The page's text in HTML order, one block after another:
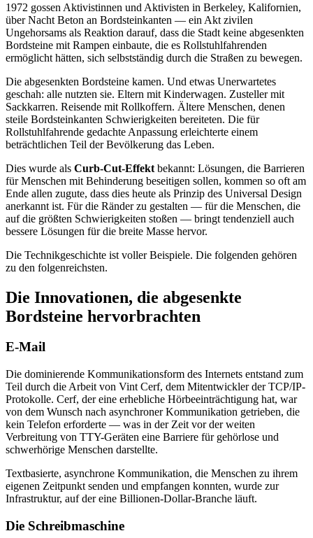
1972 gossen Aktivistinnen und Aktivisten in Berkeley, Kalifornien,
über Nacht Beton an Bordsteinkanten — ein Akt zivilen
Ungehorsams als Reaktion darauf, dass die Stadt keine abgesenkten
Bordsteine mit Rampen einbaute, die es Rollstuhlfahrenden
ermöglicht hätten, sich selbstständig durch die Straßen zu bewegen.
Die abgesenkten Bordsteine kamen. Und etwas Unerwartetes
geschah: alle nutzten sie. Eltern mit Kinderwagen. Zusteller mit
Sackkarren. Reisende mit Rollkoffern. Ältere Menschen, denen
steile Bordsteinkanten Schwierigkeiten bereiteten. Die für
Rollstuhlfahrende gedachte Anpassung erleichterte einem
beträchtlichen Teil der Bevölkerung das Leben.
Dies wurde als Curb-Cut-Effekt bekannt: Lösungen, die Barrieren
für Menschen mit Behinderung beseitigen sollen, kommen so oft am
Ende allen zugute, dass dies heute als Prinzip des Universal Design
anerkannt ist. Für die Ränder zu gestalten — für die Menschen, die
auf die größten Schwierigkeiten stoßen — bringt tendenziell auch
bessere Lösungen für die breite Masse hervor.
Die Technikgeschichte ist voller Beispiele. Die folgenden gehören
zu den folgenreichsten.
Die Innovationen, die abgesenkte
Bordsteine hervorbrachten
E-Mail
Die dominierende Kommunikationsform des Internets entstand zum
Teil durch die Arbeit von Vint Cerf, dem Mitentwickler der TCP/IP-
Protokolle. Cerf, der eine erhebliche Hörbeeinträchtigung hat, war
von dem Wunsch nach asynchroner Kommunikation getrieben, die
kein Telefon erforderte — was in der Zeit vor der weiten
Verbreitung von TTY-Geräten eine Barriere für gehörlose und
schwerhörige Menschen darstellte.
Textbasierte, asynchrone Kommunikation, die Menschen zu ihrem
eigenen Zeitpunkt senden und empfangen konnten, wurde zur
Infrastruktur, auf der eine Billionen-Dollar-Branche läuft.
Die Schreibmaschine